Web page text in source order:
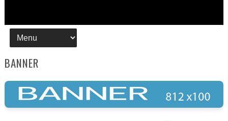
BANNER